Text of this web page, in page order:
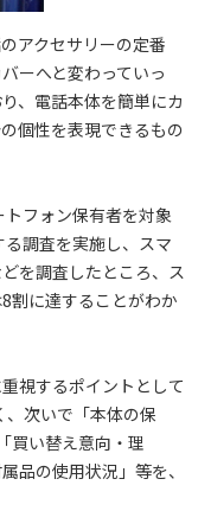
アクセサリーの定番
ーへと変わっていっ
、電話本体を簡単にカ
個性を表現できるもの
フォン保有者を対象
調査を実施し、スマ
を調査したところ、ス
割に達することがわか
視するポイントとして
次いで「本体の保
買い替え意向・理
品の使用状況」等を、